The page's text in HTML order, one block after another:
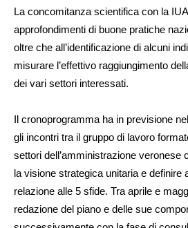
La concomitanza scientifica con la
approfondimenti di buone pratiche
oltre che all’identificazione di alcuni
misurare l’effettivo raggiungimento
dei vari settori interessati.
Il cronoprogramma ha in previsione
gli incontri tra il gruppo di lavoro
settori dell’amministrazione veronese
la visione strategica unitaria e definire
relazione alle 5 sfide. Tra aprile e
redazione del piano e delle sue